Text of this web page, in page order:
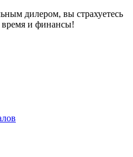
дилером, вы страхуетесь
время и финансы!